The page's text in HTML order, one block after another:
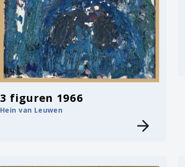
3 figuren 1966
Hein van Leuwen